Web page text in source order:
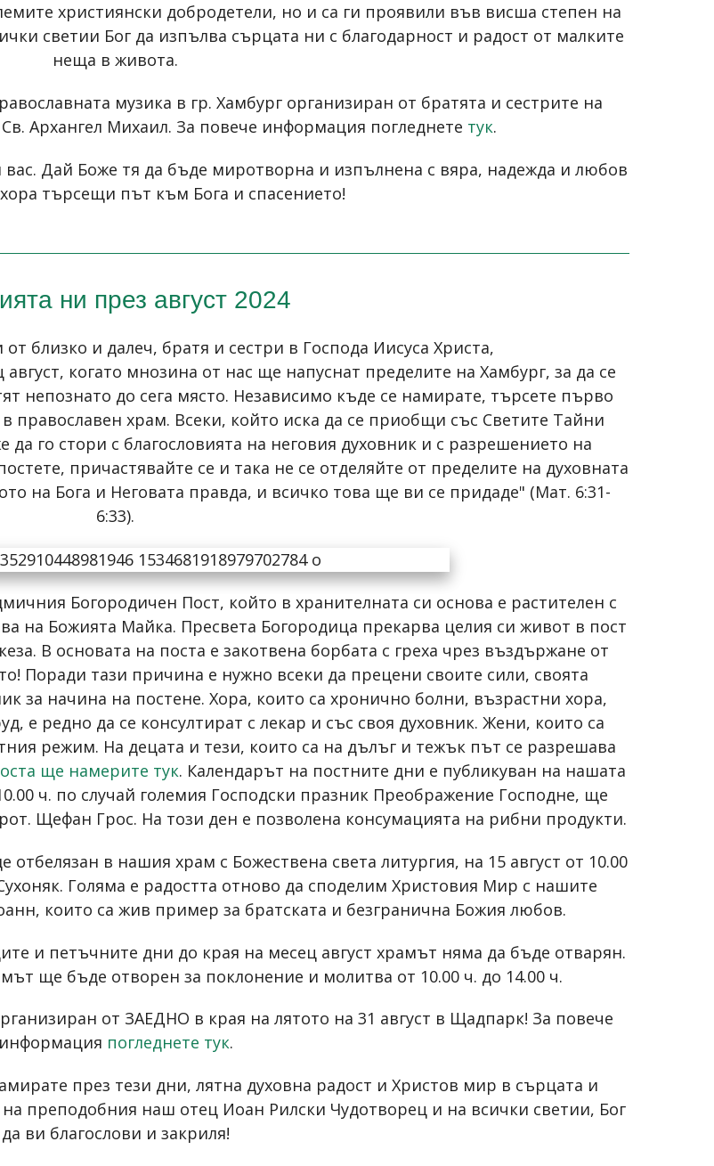
християнски добродетели, но и са ги проявили във висша степен на
светии Бог да изпълва сърцата ни с благодарност и радост от малките
неща в живота.
музика в гр. Хамбург организиран от братята и сестрите на
Архангел Михаил. За повече информация погледнете тук.
Дай Боже тя да бъде миротворна и изпълнена с вяра, надежда и любов
търсещи път към Бога и спасението!
ни през август 2024
близко и далеч, братя и сестри в Господа Иисуса Христа,
когато мнозина от нас ще напуснат пределите на Хамбург, за да се
непознато до сега място. Независимо къде се намирате, търсете първо
православен храм. Всеки, който иска да се приобщи със Светите Тайни
го стори с благословията на неговия духовник и с разрешението на
причастявайте се и така не се отделяйте от пределите на духовната
на Бога и Неговата правда, и всичко това ще ви се придаде" (Мат. 6:31-
6:33).
Богородичен Пост, който в хранителната си основа е растителен с
на Божията Майка. Пресвета Богородица прекарва целия си живот в пост
В основата на поста е закотвена борбата с греха чрез въздържане от
Поради тази причина е нужно всеки да прецени своите сили, своята
за начина на постене. Хора, които са хронично болни, възрастни хора,
е редно да се консултират с лекар и със своя духовник. Жени, които са
режим. На децата и тези, които са на дълъг и тежък път се разрешава
ще намерите тук. Календарът на постните дни е публикуван на нашата
ч. по случай големия Господски празник Преображение Господне, ще
Щефан Грос. На този ден е позволена консумацията на рибни продукти.
в нашия храм с Божествена света литургия, на 15 август от 10.00
Голяма е радостта отново да споделим Христовия Мир с нашите
които са жив пример за братската и безгранична Божия любов.
и петъчните дни до края на месец август храмът няма да бъде отварян.
ще бъде отворен за поклонение и молитва от 10.00 ч. до 14.00 ч.
от ЗАЕДНО в края на лятото на 31 август в Щадпарк! За повече
информация погледнете тук.
през тези дни, лятна духовна радост и Христов мир в сърцата и
преподобния наш отец Иоан Рилски Чудотворец и на всички светии, Бог
да ви благослови и закриля!